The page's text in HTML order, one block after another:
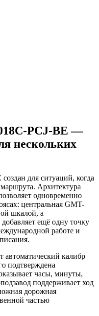
PCJ-BE —
нескольких
для ситуаций, когда
Архитектура
одновременно
центральная GMT-
шкалой, а
ещё одну точку
работе и
автоматический калибр
подтверждена
часы, минуты,
поддерживает ход
дорожная
частью